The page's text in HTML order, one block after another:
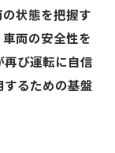
状態を把握す
両の安全性を
び運転に自信
するための基盤